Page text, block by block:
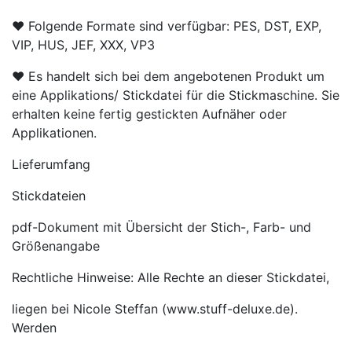
♥ Folgende Formate sind verfügbar: PES, DST, EXP,
VIP, HUS, JEF, XXX, VP3
♥ Es handelt sich bei dem angebotenen Produkt um
eine Applikations/ Stickdatei für die Stickmaschine. Sie
erhalten keine fertig gestickten Aufnäher oder
Applikationen.
Lieferumfang
Stickdateien
pdf-Dokument mit Übersicht der Stich-, Farb- und
Größenangabe
Rechtliche Hinweise: Alle Rechte an dieser Stickdatei,
liegen bei Nicole Steffan (www.stuff-deluxe.de).
Werden